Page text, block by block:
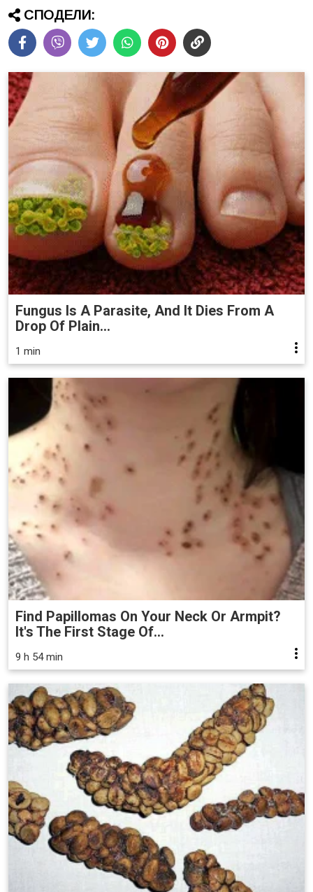
СПОДЕЛИ:
Fungus Is A Parasite, And It Dies From A
Drop Of Plain...
1 min
Find Papillomas On Your Neck Or Armpit?
It's The First Stage Of...
9 h 54 min